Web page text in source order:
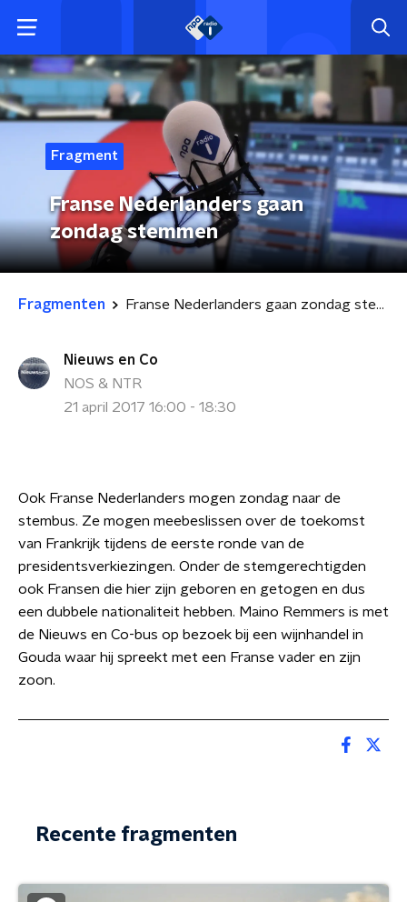
Fragment
Franse Nederlanders gaan
zondag stemmen
Fragmenten Franse Nederlanders gaan zondag stemmen
Nieuws en Co
NOS & NTR
21 april 2017 16:00 - 18:30
Ook Franse Nederlanders mogen zondag naar de
stembus. Ze mogen meebeslissen over de toekomst
van Frankrijk tijdens de eerste ronde van de
presidentsverkiezingen. Onder de stemgerechtigden
ook Fransen die hier zijn geboren en getogen en dus
een dubbele nationaliteit hebben. Maino Remmers is met
de Nieuws en Co-bus op bezoek bij een wijnhandel in
Gouda waar hij spreekt met een Franse vader en zijn
zoon.
Recente fragmenten